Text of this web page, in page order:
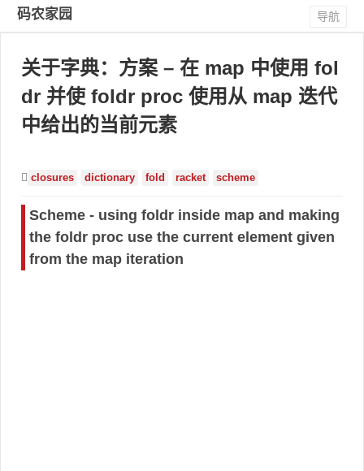
码农家园 导航
关于字典：方案 – 在 map 中使用 fol
dr 并使 foldr proc 使用从 map 迭代
中给出的当前元素
closures dictionary fold racket scheme
Scheme - using foldr inside map and making
the foldr proc use the current element given
from the map iteration